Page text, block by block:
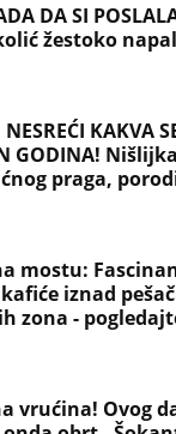
DA SI
žestoko
KAKVA
GODINA!
praga,
mostu:
iznad
zona -
vrućina! Ovog